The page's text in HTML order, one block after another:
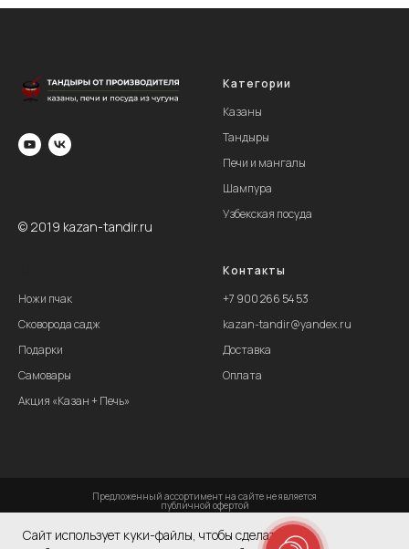
© 2019 kazan-tandir.ru
Категории
Казаны
Тандыры
Печи и мангалы
Шампура
Узбекская посуда
Ножи пчак
Сковорода садж
Подарки
Самовары
Акция «Казан + Печь»
Контакты
+7 900 266 54 53
kazan-tandir@yandex.ru
Доставка
Оплата
Предложенный ассортимент на сайте не является
публичной офертой
Политика конфиденциальности
Caйт иcпoльзуeт куки-фaйлы, чтoбы cдeлaть вaшe